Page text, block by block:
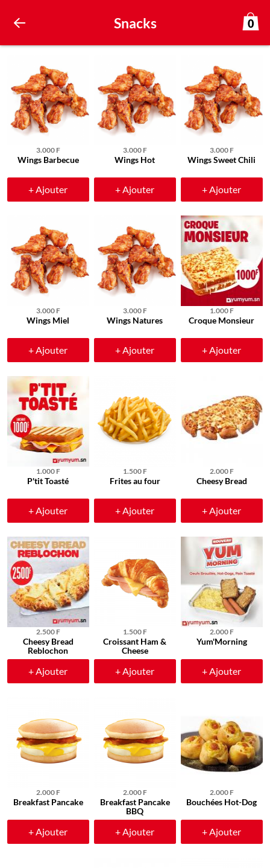
Snacks 0
3.000 F
Wings Barbecue
+ Ajouter
3.000 F
Wings Hot
+ Ajouter
3.000 F
Wings Sweet Chili
+ Ajouter
3.000 F
Wings Miel
+ Ajouter
3.000 F
Wings Natures
+ Ajouter
1.000 F
Croque Monsieur
+ Ajouter
1.000 F
P'tit Toasté
+ Ajouter
1.500 F
Frites au four
+ Ajouter
2.000 F
Cheesy Bread
+ Ajouter
2.500 F
Cheesy Bread
Reblochon
+ Ajouter
1.500 F
Croissant Ham &
Cheese
+ Ajouter
2.000 F
Yum'Morning
+ Ajouter
2.000 F
Breakfast Pancake
+ Ajouter
2.000 F
Breakfast Pancake
BBQ
+ Ajouter
2.000 F
Bouchées Hot-Dog
+ Ajouter